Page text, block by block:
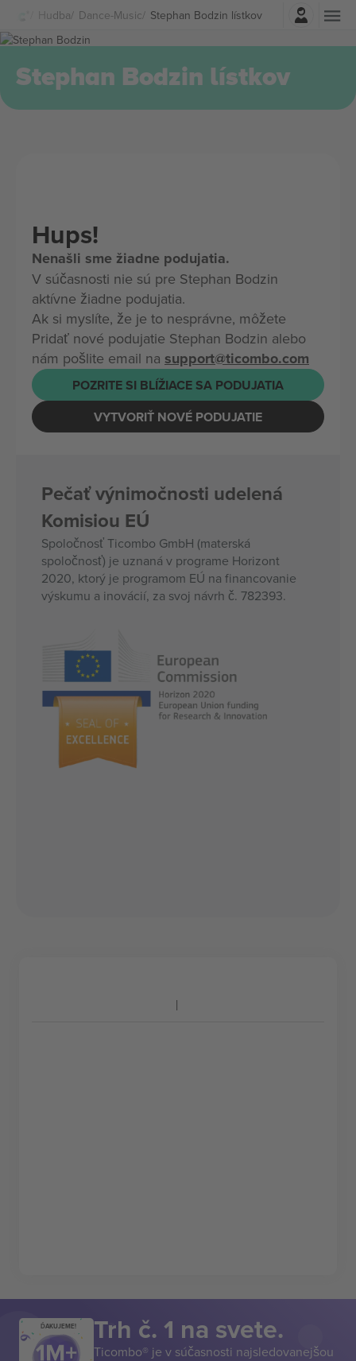
Hudba Dance-Music Stephan Bodzin lístkov
Prihlásenie
Stephan Bodzin lístkov
Hups!
Nenašli sme žiadne podujatia.
V súčasnosti nie sú pre Stephan Bodzin
aktívne žiadne podujatia.
Ak si myslíte, že je to nesprávne, môžete
Pridať nové podujatie Stephan Bodzin alebo
nám pošlite email na support@ticombo.com
POZRITE SI BLÍŽIACE SA PODUJATIA
VYTVORIŤ NOVÉ PODUJATIE
Pečať výnimočnosti udelená
Komisiou EÚ
Spoločnosť Ticombo GmbH (materská
spoločnosť) je uznaná v programe Horizont
2020, ktorý je programom EÚ na financovanie
výskumu a inovácií, za svoj návrh č. 782393.
ĎAKUJEME! Trh č. 1 na svete.
Ticombo® je v súčasnosti najsledovanejšou